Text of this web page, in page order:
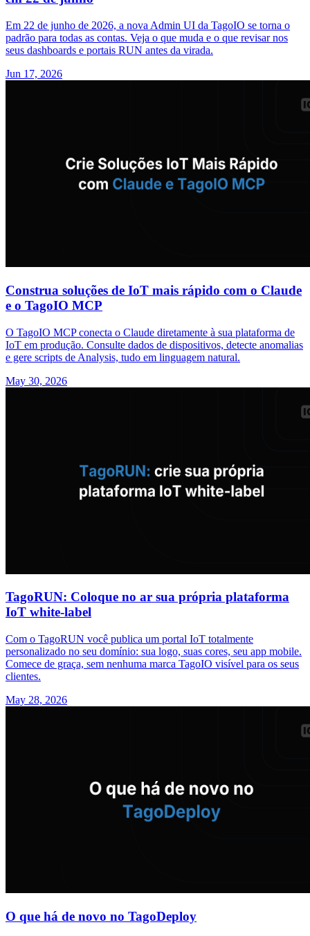
Em 22 de junho de 2026, a nova Admin UI da TagoIO se torna o
padrão para todas as contas. Veja o que muda e o que revisar nos
seus dashboards e portais RUN antes da virada.
Jun 17, 2026
Construa soluções de IoT mais rápido com o Claude
e o TagoIO MCP
O TagoIO MCP conecta o Claude diretamente à sua plataforma de
IoT em produção. Consulte dados de dispositivos, detecte anomalias
e gere scripts de Analysis, tudo em linguagem natural.
May 30, 2026
TagoRUN: Coloque no ar sua própria plataforma
IoT white-label
Com o TagoRUN você publica um portal IoT totalmente
personalizado no seu domínio: sua logo, suas cores, seu app mobile.
Comece de graça, sem nenhuma marca TagoIO visível para os seus
clientes.
May 28, 2026
O que há de novo no TagoDeploy